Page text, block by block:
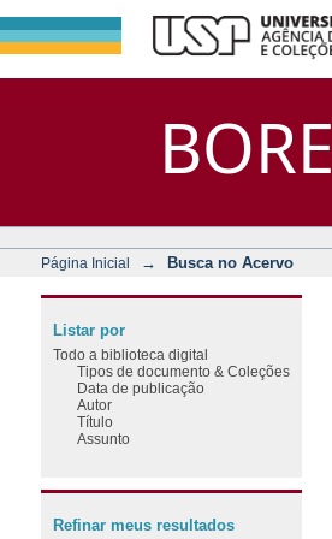
BORE
Página Inicial → Busca no Acervo
Listar por
Todo a biblioteca digital
Tipos de documento & Coleções
Data de publicação
Autor
Título
Assunto
Refinar meus resultados